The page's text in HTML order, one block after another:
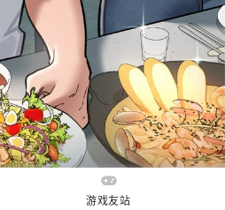
游戏友站